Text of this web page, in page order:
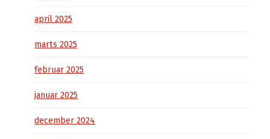
april 2025
marts 2025
februar 2025
januar 2025
december 2024